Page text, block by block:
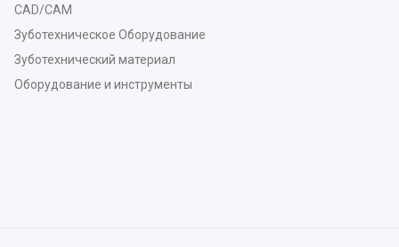
CAD/CAM
Зуботехническое Оборудование
Зуботехнический материал
Оборудование и инструменты